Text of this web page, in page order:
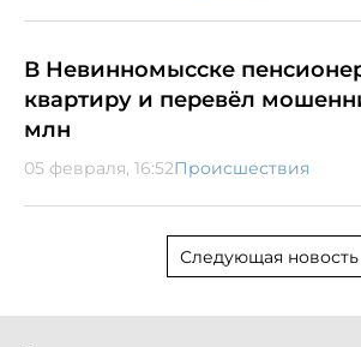
В Невинномысске
квартиру и перевёл
млн
05 февраля, 16:52Происшествия
Следующая новость